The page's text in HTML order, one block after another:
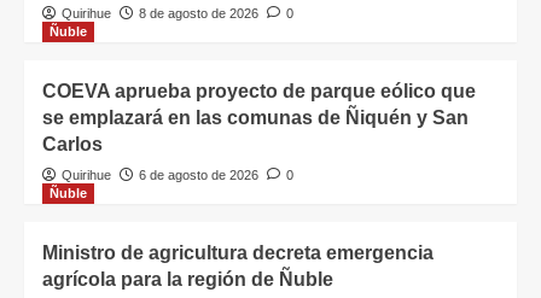
Quirihue 8 de agosto de 2026
0
Ñuble
COEVA aprueba proyecto de parque eólico que
se emplazará en las comunas de Ñiquén y San
Carlos
Quirihue 6 de agosto de 2026
0
Ñuble
Ministro de agricultura decreta emergencia
agrícola para la región de Ñuble